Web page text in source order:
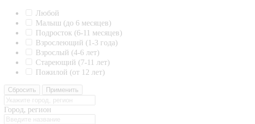
Любой
Малыш (до 6 месяцев)
Подросток (6-11 месяцев)
Взрослеющий (1-3 года)
Взрослый (4-6 лет)
Стареющий (7-11 лет)
Пожилой (от 12 лет)
Сбросить Применить
Город, регион